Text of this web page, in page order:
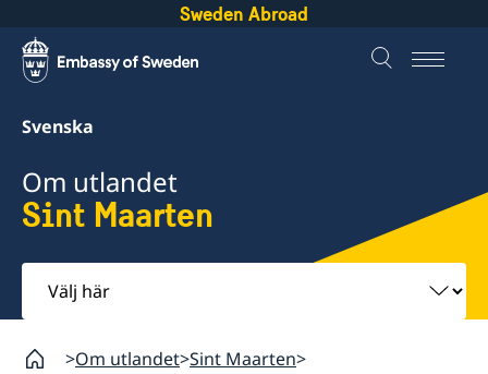
Sweden Abroad
Svenska
Om utlandet
Sint Maarten
Välj
här
Om utlandet Sint Maarten